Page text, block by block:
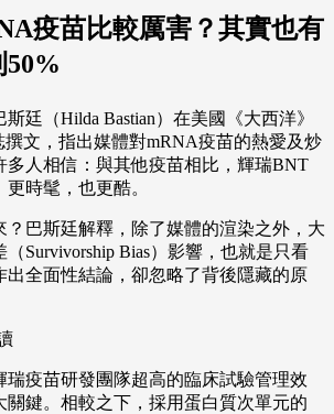
疫苗比較厲害？其實也有
50%
廷（Hilda Bastian）在美國《大西洋》
撰文，指出媒體對mRNA疫苗的熱愛及炒
多人相信：與其他疫苗相比，輝瑞BNT
時髦，也更酷。
？巴斯廷解釋，除了媒體的渲染之外，大
Survivorship Bias）影響，也就是只看
出全面性結論，卻忽略了背後隱藏的原
瑞疫苗研發團隊超高的臨床試驗管理效
關鍵。相較之下，採用蛋白質​次單元的